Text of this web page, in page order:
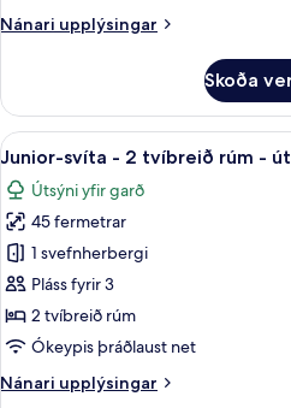
tvíbreitt
útsýni
yfir
garð
Nánari upplýsingar
Nánari
svíta
1
tvíbreitt
rúm
útsýni
yfir
garð
Skoða
Skoða
allar
myndir
fyrir
Junior-
svíta
-
2
tvíbreið
rúm
6
Junior-svíta - 2 tvíbreið rúm -
Útsýni yfir garð
45 fermetrar
1 svefnherbergi
Pláss fyrir 3
2 tvíbreið rúm
Ókeypis þráðlaust net
Nánari upplýsingar
Nánari